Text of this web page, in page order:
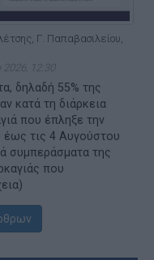
Γ. Παπαβασιλείου,
12:30
δηλαδή 55% της
κατά τη διάρκεια
που έπληξε την
έως τις 4 Αυγούστου
συμπεράσματα της
που